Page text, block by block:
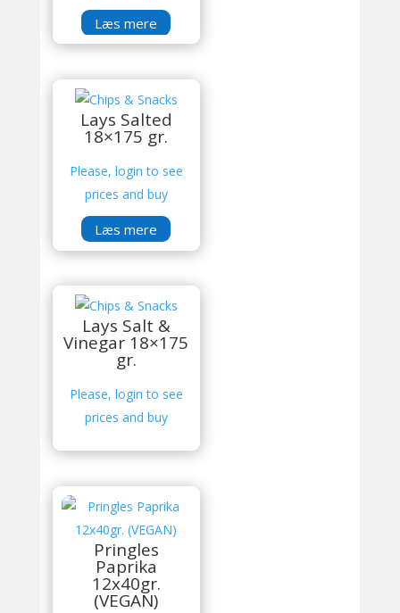
Læs mere
Lays Salted
18×175 gr.
Please, login to see
prices and buy
Læs mere
Lays Salt &
Vinegar 18×175
gr.
Please, login to see
prices and buy
Pringles
Paprika
12x40gr.
(VEGAN)